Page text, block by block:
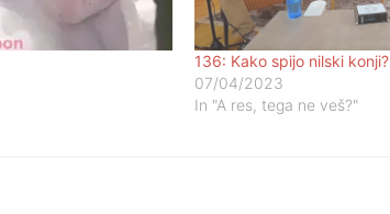
136: Kako spijo nilski konji?
07/04/2023
In "A res, tega ne veš?"